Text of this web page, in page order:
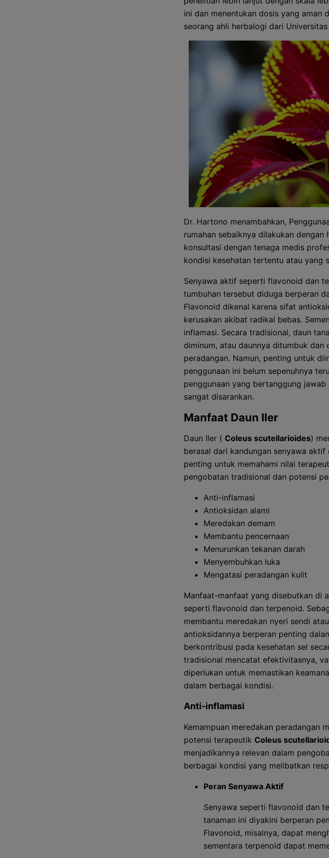
ini dan menentukan dosis yang aman
seorang ahli herbalogi dari Universitas
Dr. Hartono menambahkan,
rumahan sebaiknya dilakukan
konsultasi dengan tenaga medis
kondisi kesehatan tertentu atau yang
Senyawa aktif seperti flavonoid dan
tumbuhan tersebut diduga berperan
Flavonoid dikenal karena sifat
kerusakan akibat radikal bebas.
inflamasi. Secara tradisional, daun
diminum, atau daunnya ditumbuk
peradangan. Namun, penting untuk
penggunaan ini belum sepenuhnya
penggunaan yang bertanggung
sangat disarankan.
Manfaat Daun Iler
Daun Iler ( Coleus scutellarioides)
berasal dari kandungan senyawa
penting untuk memahami nilai
pengobatan tradisional dan potensi
Anti-inflamasi
Antioksidan alami
Meredakan demam
Membantu pencernaan
Menurunkan tekanan darah
Menyembuhkan luka
Mengatasi peradangan kulit
Manfaat-manfaat yang disebutkan di
seperti flavonoid dan terpenoid.
membantu meredakan nyeri sendi
antioksidannya berperan penting
berkontribusi pada kesehatan sel
tradisional mencatat efektivitasnya,
diperlukan untuk memastikan
dalam berbagai kondisi.
Anti-inflamasi
Kemampuan meredakan peradangan
potensi terapeutik Coleus
menjadikannya relevan dalam
berbagai kondisi yang melibatkan
Peran Senyawa Aktif
Senyawa seperti flavonoid dan
tanaman ini diyakini berperan
Flavonoid, misalnya, dapat
sementara terpenoid dapat